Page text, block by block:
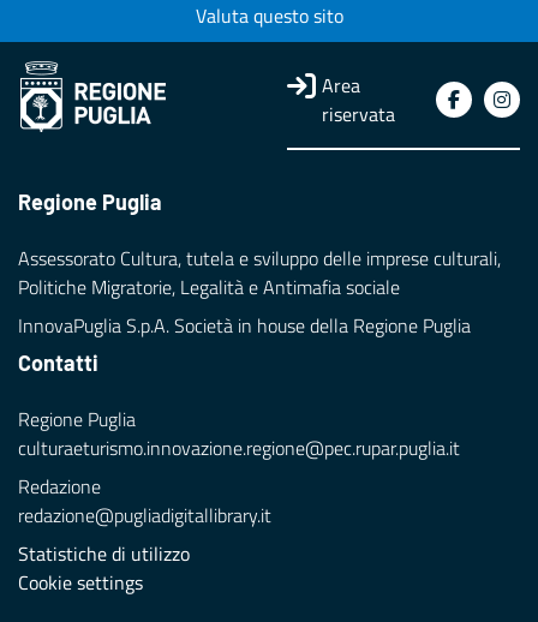
Valuta questo sito
Area
riservata
Regione Puglia
Assessorato Cultura, tutela e sviluppo delle imprese culturali,
Politiche Migratorie, Legalità e Antimafia sociale
InnovaPuglia S.p.A. Società in house della Regione Puglia
Contatti
Regione Puglia
culturaeturismo.innovazione.regione@pec.rupar.puglia.it
Redazione
redazione@pugliadigitallibrary.it
Statistiche di utilizzo
Cookie settings